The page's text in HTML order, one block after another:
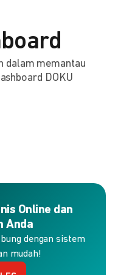
dalam memantau
DOKU
Online dan
Anda
dengan sistem
mudah!